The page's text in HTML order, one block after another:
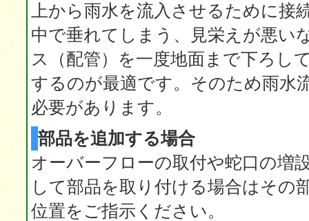
上から雨水を流入させるために接
中で垂れてしまう、見栄えが悪い
ス（配管）を一度地面まで下ろし
するのが最適です。そのため雨水
必要があります。
部品を追加する場合
オーバーフローの取付や蛇口の増
して部品を取り付ける場合はその
位置をご指示ください。